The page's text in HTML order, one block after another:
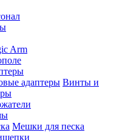
Arm
Винты и
Мешки для песка